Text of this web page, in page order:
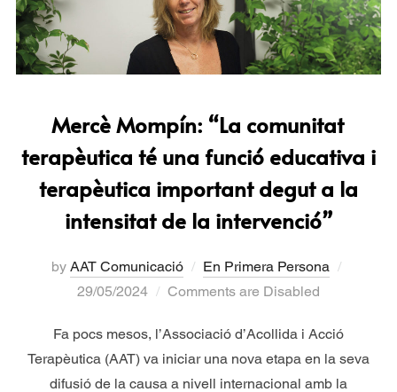
Mercè Mompín: “La comunitat
terapèutica té una funció educativa i
terapèutica important degut a la
intensitat de la intervenció”
by AAT Comunicació
En Primera Persona
29/05/2024
Comments are Disabled
Fa pocs mesos, l’Associació d’Acollida i Acció
Terapèutica (AAT) va iniciar una nova etapa en la seva
difusió de la causa a nivell internacional amb la